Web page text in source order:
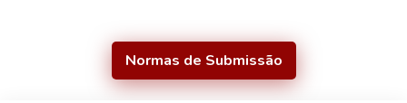
Normas de Submissão